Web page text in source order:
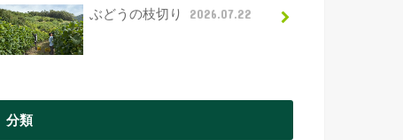
ぶどうの枝切り 2026.07.22
分類